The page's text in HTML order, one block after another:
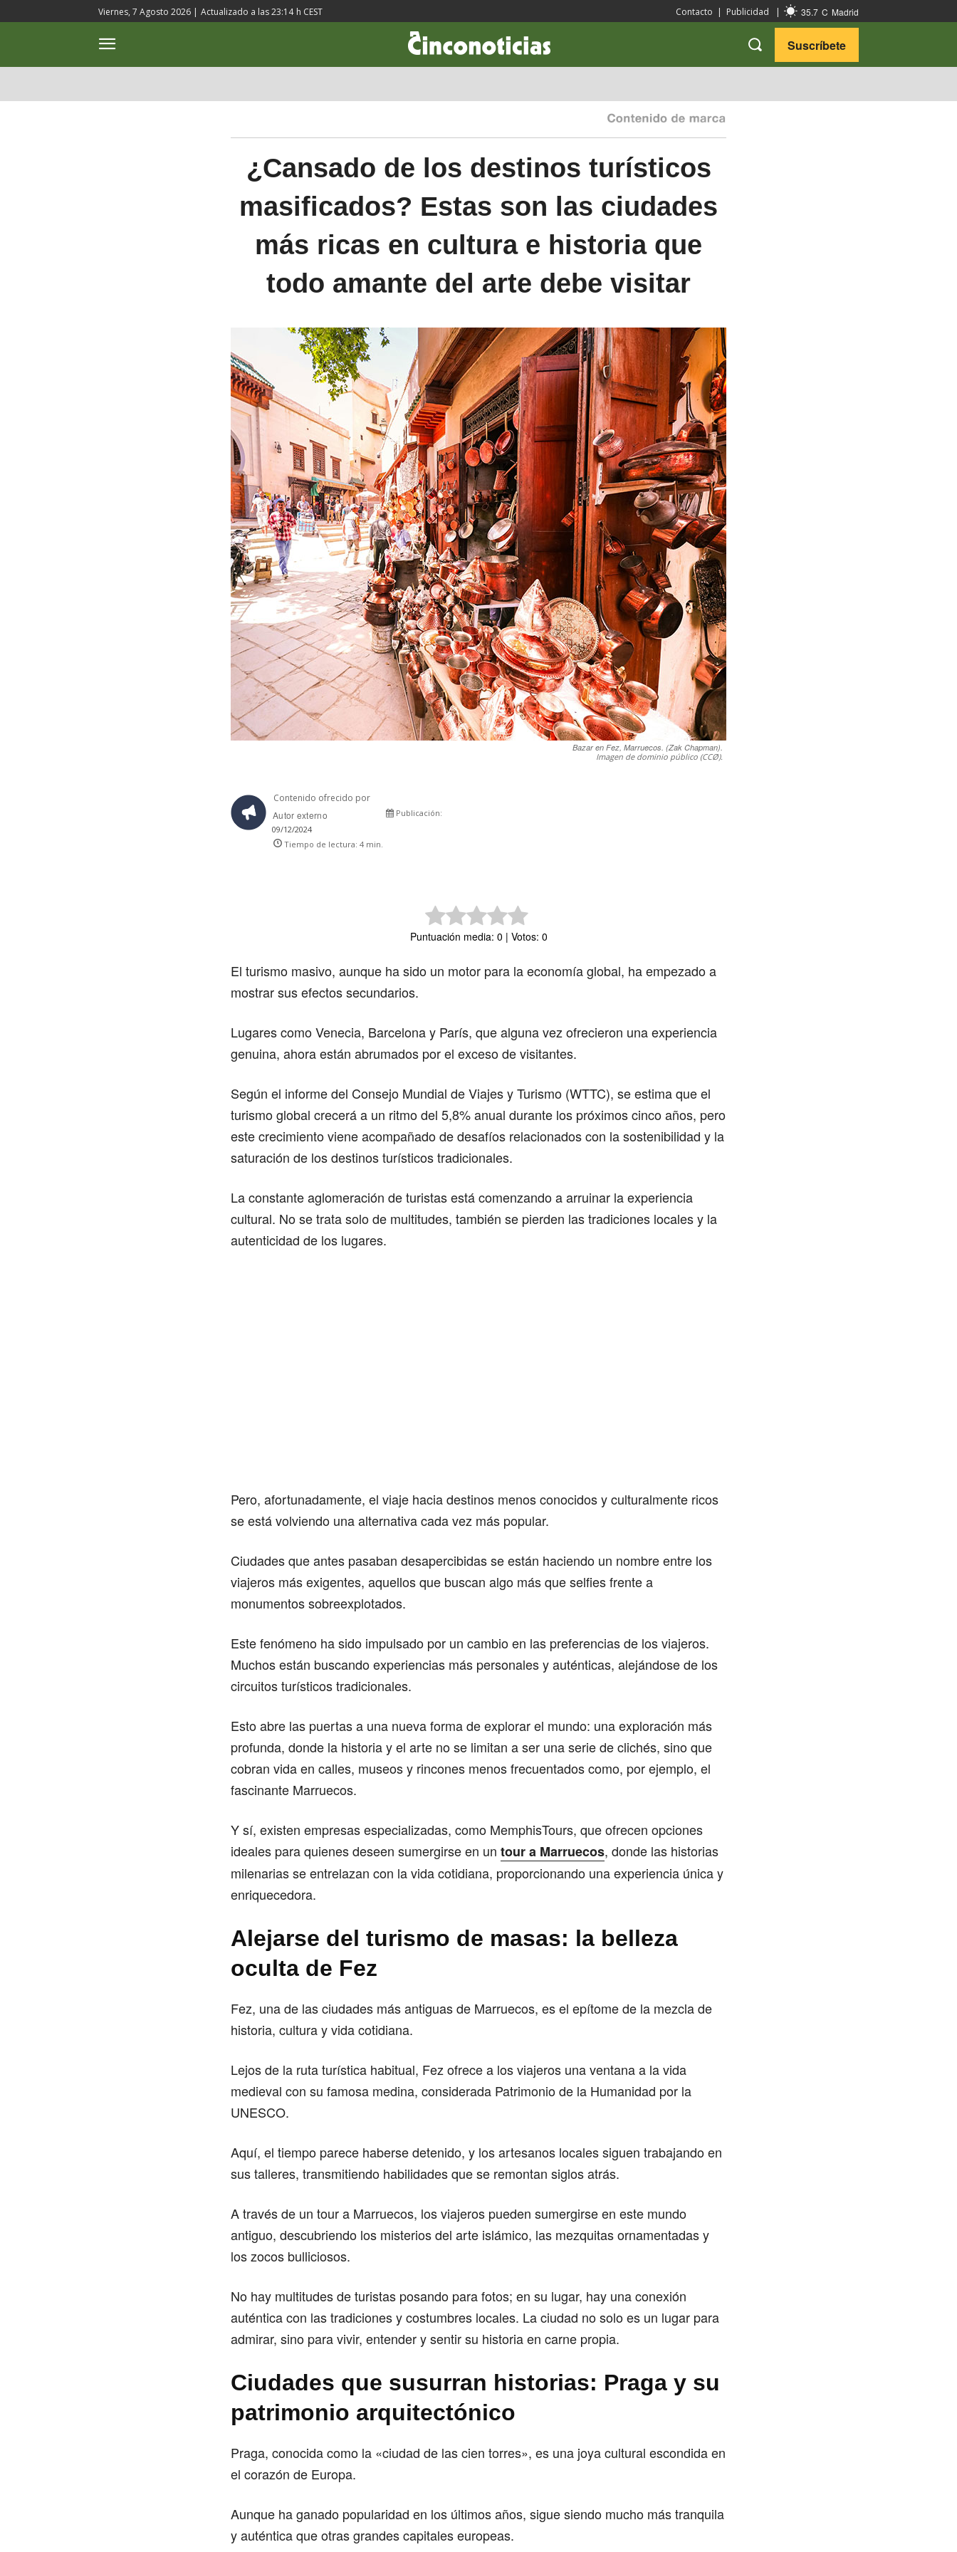
Viernes, 7 Agosto 2026 | Actualizado a las23:14 h CEST Contacto | Publicidad | 35.7 C Madrid
Suscríbete
¿Cansado de los destinos turísticos
masificados? Estas son las ciudades
más ricas en cultura e historia que
todo amante del arte debe visitar
Bazar en Fez, Marruecos. (Zak Chapman).
Imagen de dominio público (CCØ).
Contenido ofrecido por
Autor externo
Publicación:
09/12/2024
Tiempo de lectura: 4 min.
Puntuación media: 0 | Votos: 0
El turismo masivo, aunque ha sido un motor para la economía global, ha empezado a
mostrar sus efectos secundarios.
Lugares como Venecia, Barcelona y París, que alguna vez ofrecieron una experiencia
genuina, ahora están abrumados por el exceso de visitantes.
Según el informe del Consejo Mundial de Viajes y Turismo (WTTC), se estima que el
turismo global crecerá a un ritmo del 5,8% anual durante los próximos cinco años, pero
este crecimiento viene acompañado de desafíos relacionados con la sostenibilidad y la
saturación de los destinos turísticos tradicionales.
La constante aglomeración de turistas está comenzando a arruinar la experiencia
cultural. No se trata solo de multitudes, también se pierden las tradiciones locales y la
autenticidad de los lugares.
Pero, afortunadamente, el viaje hacia destinos menos conocidos y culturalmente ricos
se está volviendo una alternativa cada vez más popular.
Ciudades que antes pasaban desapercibidas se están haciendo un nombre entre los
viajeros más exigentes, aquellos que buscan algo más que selfies frente a
monumentos sobreexplotados.
Este fenómeno ha sido impulsado por un cambio en las preferencias de los viajeros.
Muchos están buscando experiencias más personales y auténticas, alejándose de los
circuitos turísticos tradicionales.
Esto abre las puertas a una nueva forma de explorar el mundo: una exploración más
profunda, donde la historia y el arte no se limitan a ser una serie de clichés, sino que
cobran vida en calles, museos y rincones menos frecuentados como, por ejemplo, el
fascinante Marruecos.
Y sí, existen empresas especializadas, como MemphisTours, que ofrecen opciones
ideales para quienes deseen sumergirse en un tour a Marruecos, donde las historias
milenarias se entrelazan con la vida cotidiana, proporcionando una experiencia única y
enriquecedora.
Alejarse del turismo de masas: la belleza
oculta de Fez
Fez, una de las ciudades más antiguas de Marruecos, es el epítome de la mezcla de
historia, cultura y vida cotidiana.
Lejos de la ruta turística habitual, Fez ofrece a los viajeros una ventana a la vida
medieval con su famosa medina, considerada Patrimonio de la Humanidad por la
UNESCO.
Aquí, el tiempo parece haberse detenido, y los artesanos locales siguen trabajando en
sus talleres, transmitiendo habilidades que se remontan siglos atrás.
A través de un tour a Marruecos, los viajeros pueden sumergirse en este mundo
antiguo, descubriendo los misterios del arte islámico, las mezquitas ornamentadas y
los zocos bulliciosos.
No hay multitudes de turistas posando para fotos; en su lugar, hay una conexión
auténtica con las tradiciones y costumbres locales. La ciudad no solo es un lugar para
admirar, sino para vivir, entender y sentir su historia en carne propia.
Ciudades que susurran historias: Praga y su
patrimonio arquitectónico
Praga, conocida como la «ciudad de las cien torres», es una joya cultural escondida en
el corazón de Europa.
Aunque ha ganado popularidad en los últimos años, sigue siendo mucho más tranquila
y auténtica que otras grandes capitales europeas.